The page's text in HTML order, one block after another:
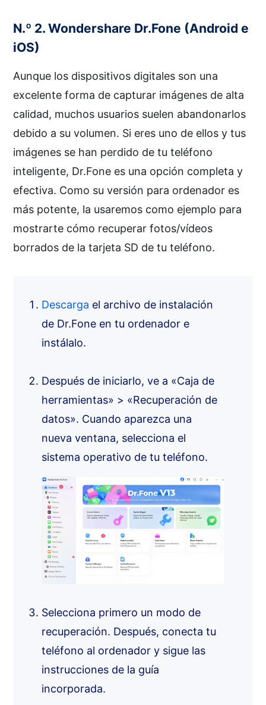
N.º 2. Wondershare Dr.Fone (Android e
iOS)
Aunque los dispositivos digitales son una
excelente forma de capturar imágenes de alta
calidad, muchos usuarios suelen abandonarlos
debido a su volumen. Si eres uno de ellos y tus
imágenes se han perdido de tu teléfono
inteligente, Dr.Fone es una opción completa y
efectiva. Como su versión para ordenador es
más potente, la usaremos como ejemplo para
mostrarte cómo recuperar fotos/vídeos
borrados de la tarjeta SD de tu teléfono.
Descarga el archivo de instalación
de Dr.Fone en tu ordenador e
instálalo.
Después de iniciarlo, ve a «Caja de
herramientas» > «Recuperación de
datos». Cuando aparezca una
nueva ventana, selecciona el
sistema operativo de tu teléfono.
Selecciona primero un modo de
recuperación. Después, conecta tu
teléfono al ordenador y sigue las
instrucciones de la guía
incorporada.